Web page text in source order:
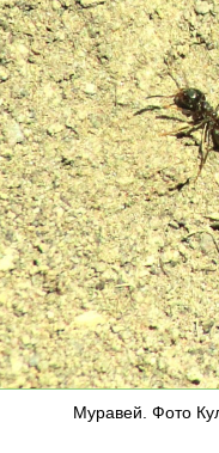
Муравей. Фото